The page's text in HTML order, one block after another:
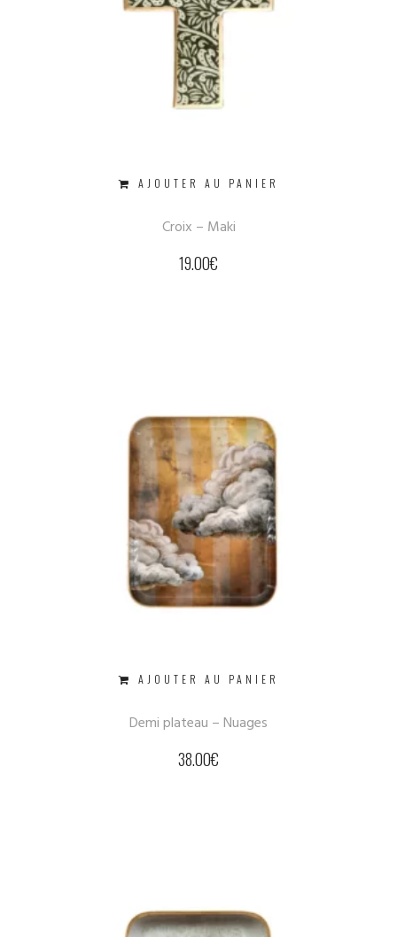
AJOUTER AU PANIER
Croix – Maki
19.00€
AJOUTER AU PANIER
Demi plateau – Nuages
38.00€